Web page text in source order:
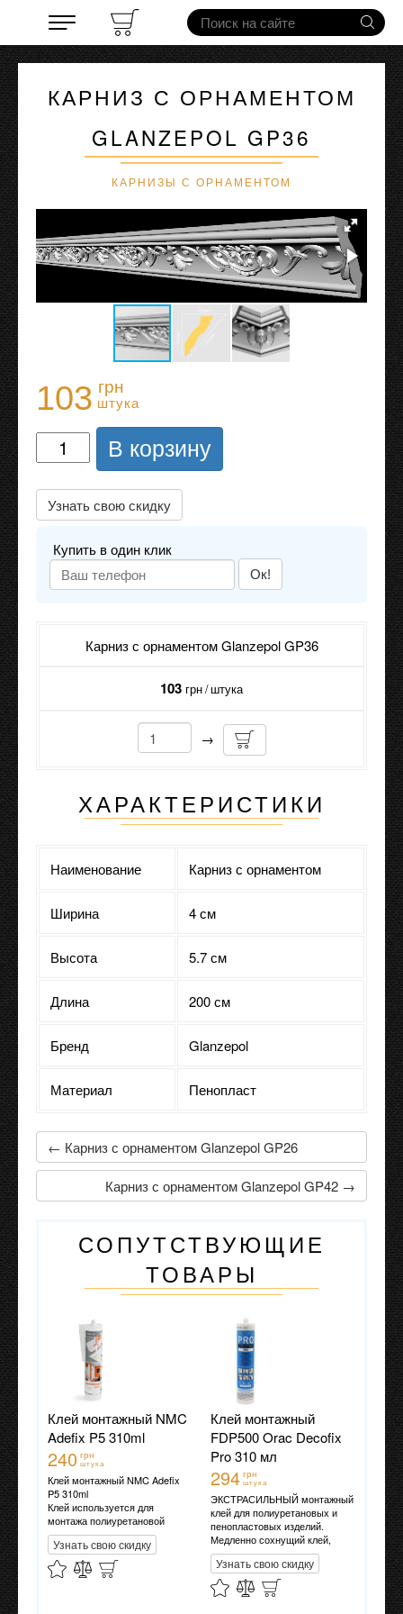
КАРНИЗ С ОРНАМЕНТОМ
GLANZEPOL GP36
КАРНИЗЫ С ОРНАМЕНТОМ
103 грн
штука
В корзину
Узнать свою скидку
Купить в один клик
Ок!
Карниз с орнаментом Glanzepol GP36
103 грн / штука
→
ХАРАКТЕРИСТИКИ
Наименование Карниз с орнаментом
Ширина 4 см
Высота 5.7 см
Длина 200 см
Бренд Glanzepol
Материал Пенопласт
← Карниз с орнаментом Glanzepol GP26
Карниз с орнаментом Glanzepol GP42 →
СОПУТСТВУЮЩИЕ
ТОВАРЫ
Клей монтажный NMC
Adefix P5 310ml
240 грн
штука
Клей монтажный NMC Adefix
P5 310ml
Клей используется для
монтажа полиуретановой
лепнины. Подходит для
проведения внутренних работ
и применения на пористых
поверхностях. Расход тюбика
Узнать свою скидку
Клей монтажный
FDP500 Orac Decofix
Pro 310 мл
294 грн
штука
ЭКСТРАСИЛЬНЫЙ монтажный
клей для полиуретановых и
пенопластовых изделий.
Медленно сохнущий клей,
который обеспечивает
долговечное крепление
декоративных профилей на
стенах и/или потолках.
Узнать свою скидку